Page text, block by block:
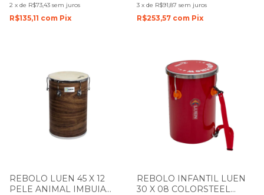
2 x de R$73,43 sem juros
R$135,11 com Pix
3 x de R$91,87 sem juros
R$253,57 com Pix
REBOLO LUEN 45 X 12
PELE ANIMAL IMBUIA
REBOLO INFANTIL LUEN
30 X 08 COLORSTEEL